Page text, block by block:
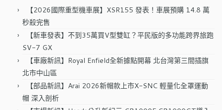
【2026國際重型機車展】XSR155 發表！車展預購 14.8 萬
秒殺完售
【新車發表】不到35萬買V型雙缸？平民版的多功能跨界旅跑
SV-7 GX
【車廠新訊】Royal Enfield全新據點開幕 北台灣第三間插旗
北市中山區
【部品新訊】Arai 2026新帽款上市X-SNC 輕量化全罩運動
帽 深入剖析